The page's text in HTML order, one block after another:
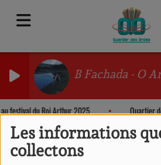
Les informations
collectons
B Fachada - O
au festival du Roi Arthur 2025 Quartier